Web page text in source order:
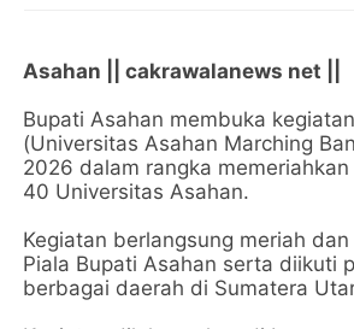
Asahan || cakrawalanews net ||
Bupati Asahan membuka
(Universitas Asahan Marching
2026 dalam rangka
40 Universitas Asahan.
Kegiatan berlangsung meriah
Piala Bupati Asahan serta diikuti
berbagai daerah di Sumatera